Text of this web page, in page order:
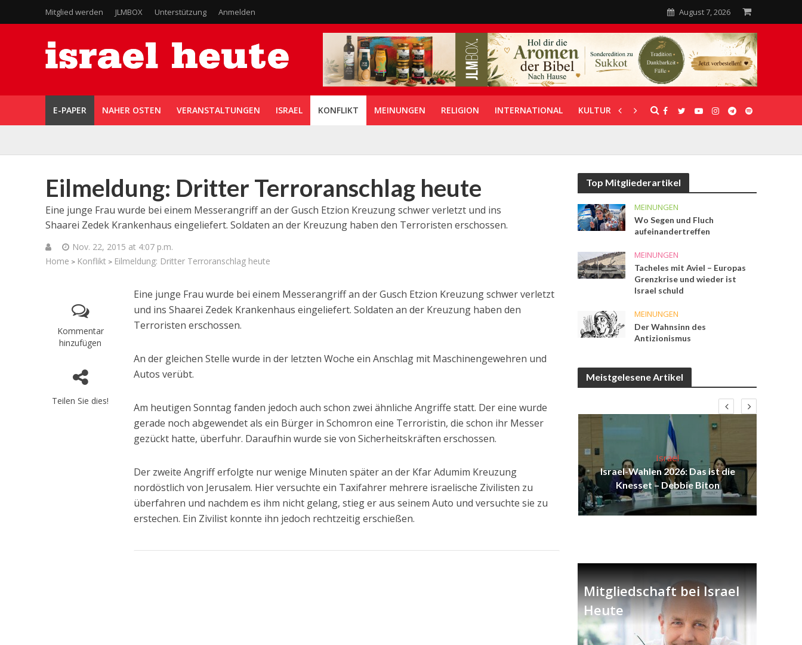
Mitglied werden JLMBOX Unterstützung Anmelden August 7, 2026
E-PAPER NAHER OSTEN VERANSTALTUNGEN ISRAEL KONFLIKT MEINUNGEN RELIGION INTERNATIONAL KULTUR UNTERSTÜTZUNG
Eilmeldung: Dritter Terroranschlag heute
Eine junge Frau wurde bei einem Messerangriff an der Gusch Etzion Kreuzung schwer verletzt und ins
Shaarei Zedek Krankenhaus eingeliefert. Soldaten an der Kreuzung haben den Terroristen erschossen.
Nov. 22, 2015 at 4:07 p.m.
Home > Konflikt > Eilmeldung: Dritter Terroranschlag heute
Kommentar
hinzufügen
Teilen Sie dies!
Eine junge Frau wurde bei einem Messerangriff an der Gusch Etzion Kreuzung schwer verletzt
und ins Shaarei Zedek Krankenhaus eingeliefert. Soldaten an der Kreuzung haben den
Terroristen erschossen.
An der gleichen Stelle wurde in der letzten Woche ein Anschlag mit Maschinengewehren und
Autos verübt.
Am heutigen Sonntag fanden jedoch auch schon zwei ähnliche Angriffe statt. Der eine wurde
gerade noch abgewendet als ein Bürger in Schomron eine Terroristin, die schon ihr Messer
gezückt hatte, überfuhr. Daraufhin wurde sie von Sicherheitskräften erschossen.
Der zweite Angriff erfolgte nur wenige Minuten später an der Kfar Adumim Kreuzung
nordöstlich von Jerusalem. Hier versuchte ein Taxifahrer mehrere israelische Zivilisten zu
überfahren und nachdem es ihm nicht gelang, stieg er aus seinem Auto und versuchte sie zu
erstechen. Ein Zivilist konnte ihn jedoch rechtzeitig erschießen.
Top Mitgliederartikel
MEINUNGEN
Wo Segen und Fluch
aufeinandertreffen
MEINUNGEN
Tacheles mit Aviel – Europas
Grenzkrise und wieder ist
Israel schuld
MEINUNGEN
Der Wahnsinn des
Antizionismus
Meistgelesene Artikel
Hungervorwürfe gegen Israel
infrage
Eine Alternative zur Zwei-
Staaten-Lösung
Israel
Israel-Wahlen 2026: Das ist die
Knesset – Debbie Biton
Mitgliedschaft bei Israel
Heute